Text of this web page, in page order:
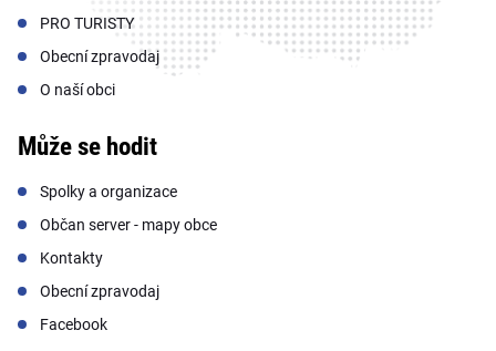
PRO TURISTY
Obecní zpravodaj
O naší obci
Může se hodit
Spolky a organizace
Občan server - mapy obce
Kontakty
Obecní zpravodaj
Facebook